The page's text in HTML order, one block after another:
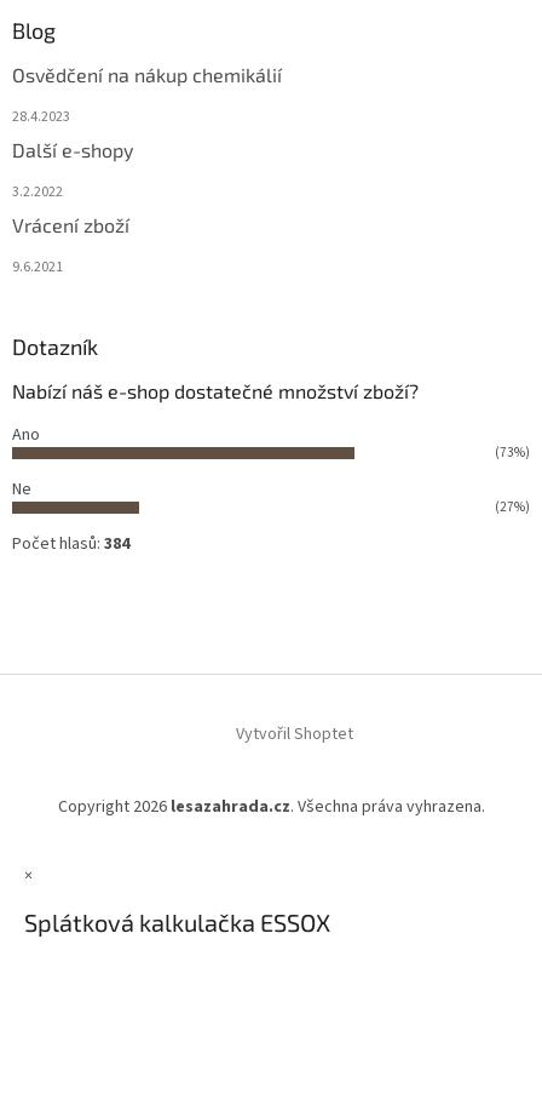
Blog
Osvědčení na nákup chemikálií
28.4.2023
Další e-shopy
3.2.2022
Vrácení zboží
9.6.2021
Dotazník
Nabízí náš e-shop dostatečné množství zboží?
Ano
(73%)
Ne
(27%)
Počet hlasů: 384
Vytvořil Shoptet
Copyright 2026 lesazahrada.cz. Všechna práva vyhrazena.
×
Splátková kalkulačka ESSOX